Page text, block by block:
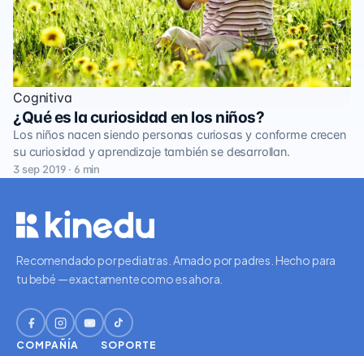
Cognitiva
¿Qué es la curiosidad en los niños?
Los niños nacen siendo personas curiosas y conforme crecen
su curiosidad y aprendizaje también se desarrollan.
3 sep 2019 · 6 min
Recomendado por pediatras. Amado por padres. Hecho para
tu bebé — exactamente como es ahora.
COMPAÑÍA SOPORTE